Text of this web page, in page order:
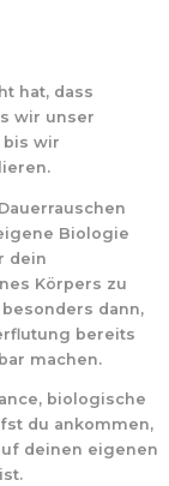
hat, dass
wir unser
bis wir
Biologie
dein
Körpers zu
dann,
bereits
machen.
biologische
du ankommen,
deinen eigenen